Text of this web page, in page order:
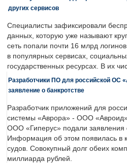
других сервисов
Специалисты зафиксировали
данных, которую уже называют
сеть попали почти 16 млрд
в популярных сервисах,
государственных ресурсах. В их
Разработчики ПО для российской ОС
заявление о банкротстве
Разработчик приложений для
системы «Аврора» - ООО
ООО «Гиперус» подали заявления
Информация об этом появилась в
судов. Совокупный долг обеих
миллиарда рублей.